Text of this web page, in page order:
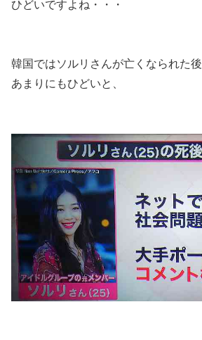
ひどいですよね・・・
韓国ではソルリさんが亡くなられた
あまりにもひどいと、